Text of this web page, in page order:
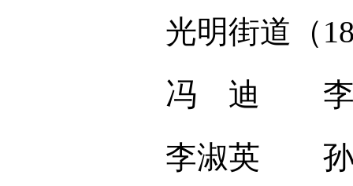
光明街道（
冯 迪 李
李淑英 孙